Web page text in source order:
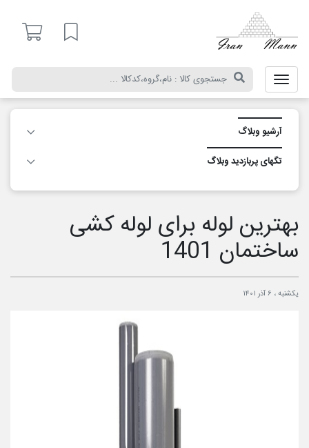
لیست مورد علاقه
آرشیو وبلاگ
تگ‎های پربازدید وبلاگ
بهترین لوله برای لوله کشی
ساختمان 1401
یکشنبه ، ۶ آذر ۱۴۰۱